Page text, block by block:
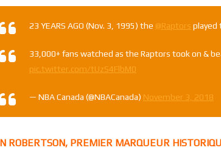
23 YEARS AGO (Nov. 3, 1995) the @Raptors played
33,000+ fans watched as the Raptors took on &
pic.twitter.com/tUzS4FlbM0
— NBA Canada (@NBACanada) November 3, 2018
ROBERTSON, PREMIER MARQUEUR